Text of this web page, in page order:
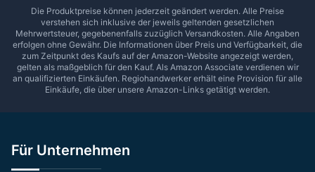
SUCHEN
Die Produktpreise können jederzeit geändert werden. Alle Preise
verstehen sich inklusive der jeweils geltenden gesetzlichen
Mehrwertsteuer, gegebenenfalls zuzüglich Versandkosten. Alle Angaben
erfolgen ohne Gewähr. Die Informationen über Preis und Verfügbarkeit, die
zum Zeitpunkt des Kaufs auf der Amazon-Website angezeigt werden,
gelten als maßgeblich für den Kauf. Als Amazon Associate verdienen wir
an qualifizierten Einkäufen. Regiohandwerker erhält eine Provision für alle
Einkäufe, die über unsere Amazon-Links getätigt werden.
Für Unternehmen